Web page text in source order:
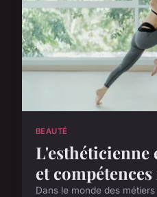
BEAUTÉ
L'esthéticienne
et
Dans le monde des